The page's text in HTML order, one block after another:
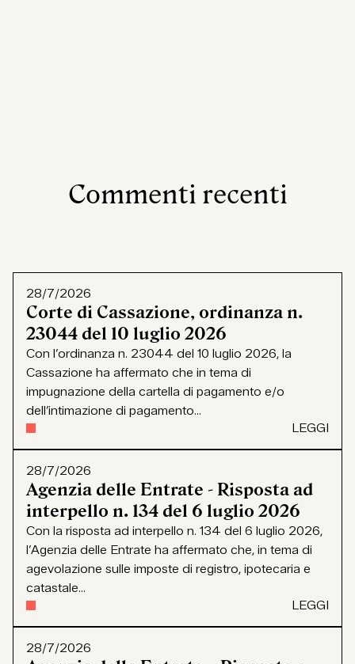
Commenti recenti
28/7/2026
Corte di Cassazione, ordinanza n.
23044 del 10 luglio 2026
Con l’ordinanza n. 23044 del 10 luglio 2026, la
Cassazione ha affermato che in tema di
impugnazione della cartella di pagamento e/o
dell’intimazione di pagamento...
LEGGI
28/7/2026
Agenzia delle Entrate - Risposta ad
interpello n. 134 del 6 luglio 2026
Con la risposta ad interpello n. 134 del 6 luglio 2026,
l’Agenzia delle Entrate ha affermato che, in tema di
agevolazione sulle imposte di registro, ipotecaria e
catastale...
LEGGI
28/7/2026